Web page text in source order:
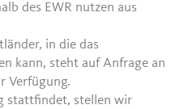
des EWR nutzen aus
in die das
kann, steht auf Anfrage an
Verfügung.
stattfindet, stellen wir